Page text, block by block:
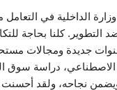
الداخلية في
كلنا بحاجة
جديدة ومجالات
الاصطناعي، دراسة
نجاحه، ولقد